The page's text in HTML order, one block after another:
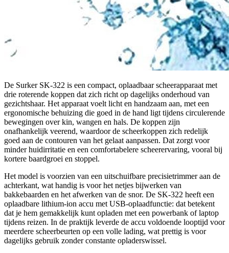
De Surker SK-322 is een compact, oplaadbaar scheerapparaat met
drie roterende koppen dat zich richt op dagelijks onderhoud van
gezichtshaar. Het apparaat voelt licht en handzaam aan, met een
ergonomische behuizing die goed in de hand ligt tijdens circulerende
bewegingen over kin, wangen en hals. De koppen zijn
onafhankelijk veerend, waardoor de scheerkoppen zich redelijk
goed aan de contouren van het gelaat aanpassen. Dat zorgt voor
minder huidirritatie en een comfortabelere scheerervaring, vooral bij
kortere baardgroei en stoppel.
Het model is voorzien van een uitschuifbare precisietrimmer aan de
achterkant, wat handig is voor het netjes bijwerken van
bakkebaarden en het afwerken van de snor. De SK-322 heeft een
oplaadbare lithium-ion accu met USB-oplaadfunctie: dat betekent
dat je hem gemakkelijk kunt opladen met een powerbank of laptop
tijdens reizen. In de praktijk leverde de accu voldoende looptijd voor
meerdere scheerbeurten op een volle lading, wat prettig is voor
dagelijks gebruik zonder constante opladerswissel.